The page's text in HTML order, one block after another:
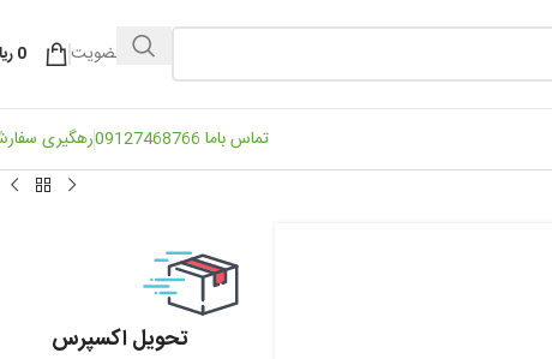
ورود / عضویت 0
تماس باما 09127468766
رهگیری
تحویل اکسپرس